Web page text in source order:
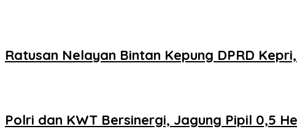
Ratusan Nelayan Bintan Kepung DPRD
Polri dan KWT Bersinergi, Jagung Pipil 0,5